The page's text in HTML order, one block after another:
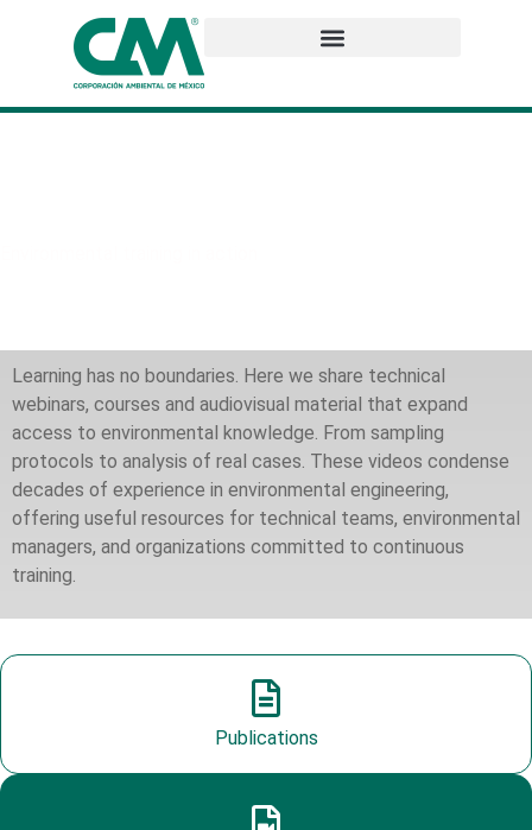
Learning has no boundaries. Here we share technical
webinars, courses and audiovisual material that expand
access to environmental knowledge. From sampling
protocols to analysis of real cases. These videos condense
decades of experience in environmental engineering,
offering useful resources for technical teams, environmental
managers, and organizations committed to continuous
training.
Publications